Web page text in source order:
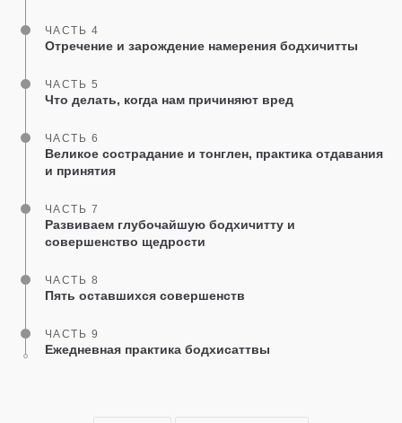
ЧАСТЬ 4
Отречение и зарождение намерения бодхичитты
ЧАСТЬ 5
Что делать, когда нам причиняют вред
ЧАСТЬ 6
Великое сострадание и тонглен, практика отдавания
и принятия
ЧАСТЬ 7
Развиваем глубочайшую бодхичитту и
совершенство щедрости
ЧАСТЬ 8
Пять оставшихся совершенств
ЧАСТЬ 9
Ежедневная практика бодхисаттвы